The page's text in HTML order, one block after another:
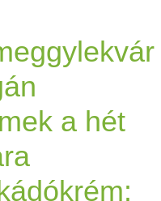
a hét